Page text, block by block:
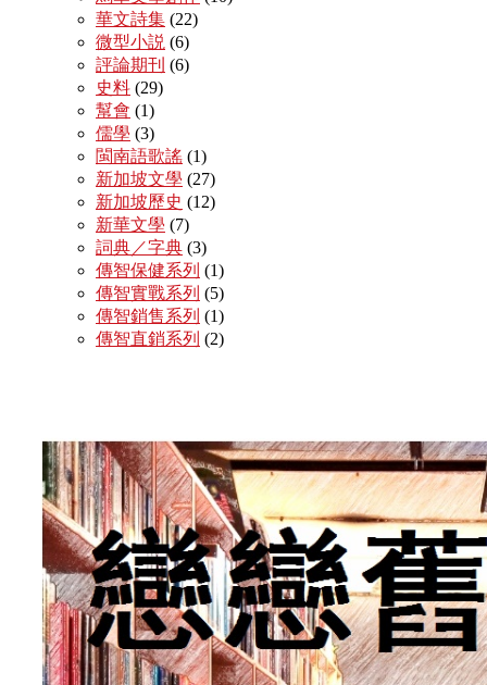
華文詩集 (22)
微型小説 (6)
評論期刊 (6)
史料 (29)
幫會 (1)
儒學 (3)
閩南語歌謠 (1)
新加坡文學 (27)
新加坡歷史 (12)
新華文學 (7)
詞典／字典 (3)
傳智保健系列 (1)
傳智實戰系列 (5)
傳智銷售系列 (1)
傳智直銷系列 (2)